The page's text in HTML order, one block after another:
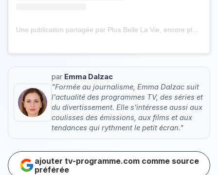
Une publication partagée par Plus Belle La Vie, encore plus belle (@pblvofficiel)
par Emma Dalzac
"Formée au journalisme, Emma Dalzac suit
l'actualité des programmes TV, des séries et
du divertissement. Elle s'intéresse aussi aux
coulisses des émissions, aux films et aux
tendances qui rythment le petit écran."
ajouter tv-programme.com comme source
préférée